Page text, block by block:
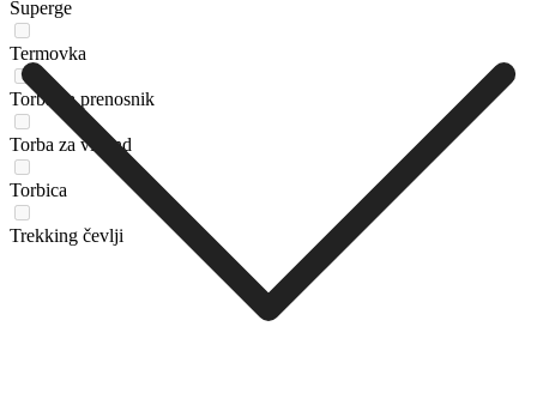
Superge
Termovka
Torba za prenosnik
Torba za vikend
Torbica
Trekking čevlji